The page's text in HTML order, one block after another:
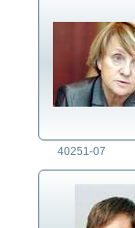
40251-07